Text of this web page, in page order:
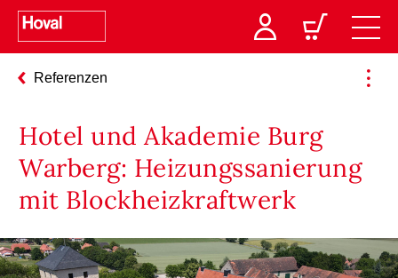
Referenzen
Hotel und Akademie Burg
Warberg: Heizungssanierung
mit Blockheizkraftwerk